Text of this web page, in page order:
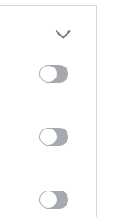
para evitar
en contra.
región podría
al PP de
que Vox